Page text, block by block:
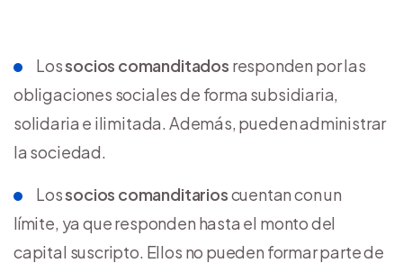
Lossocios comanditados responden por las
obligaciones sociales de forma subsidiaria,
solidaria e ilimitada. Además, pueden administrar
la sociedad.
Lossocios comanditarioscuentan con un
límite, ya que responden hasta el monto del
capital suscripto. Ellos no pueden formar parte de